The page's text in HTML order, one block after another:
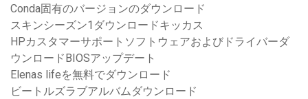
Conda固有のバージョンのダウンロード
スキンシーズン1ダウンロードキッカス
HPカスタマーサポートソフトウェアおよびドライバーダ
ウンロードBIOSアップデート
Elenas lifeを無料でダウンロード
ビートルズラブアルバムダウンロード